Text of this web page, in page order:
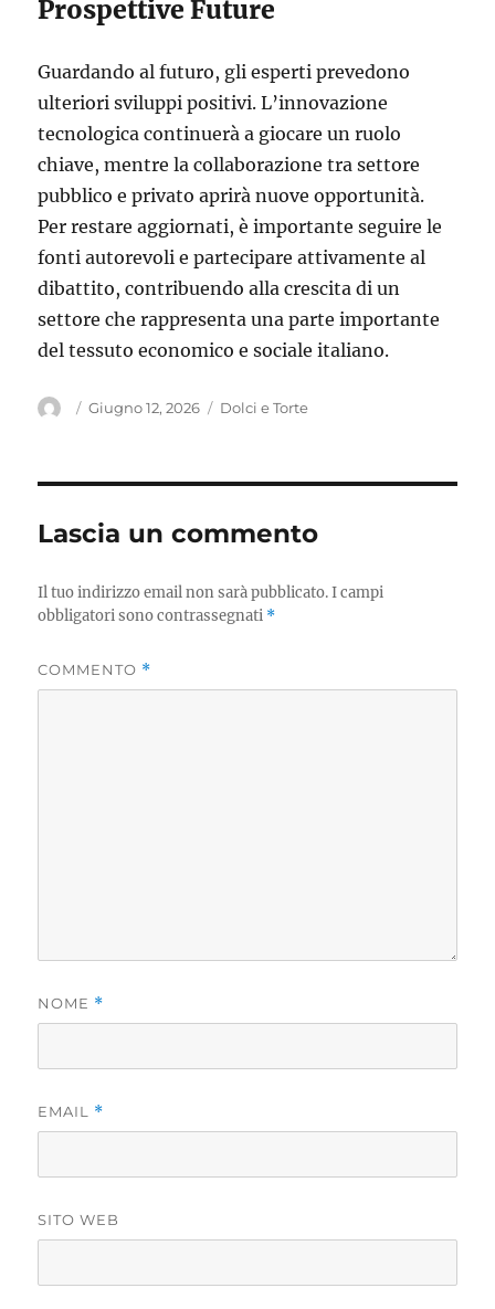
Prospettive Future
Guardando al futuro, gli esperti prevedono
ulteriori sviluppi positivi. L’innovazione
tecnologica continuerà a giocare un ruolo
chiave, mentre la collaborazione tra settore
pubblico e privato aprirà nuove opportunità.
Per restare aggiornati, è importante seguire le
fonti autorevoli e partecipare attivamente al
dibattito, contribuendo alla crescita di un
settore che rappresenta una parte importante
del tessuto economico e sociale italiano.
Autore
Pubblicato
Giugno 12, 2026 Categorie
Dolci e Torte
Lascia un commento
Il tuo indirizzo email non sarà pubblicato. I campi
obbligatori sono contrassegnati *
COMMENTO *
NOME *
EMAIL *
SITO WEB